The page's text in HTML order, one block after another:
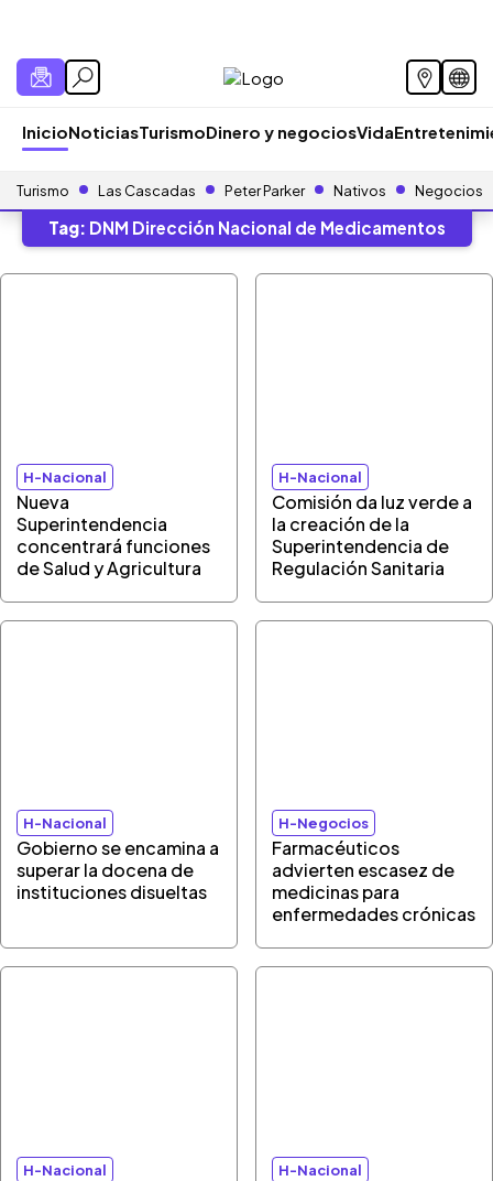
InicioNoticiasTurismoDinero y negociosVida
Turismo Las Cascadas Peter Parker Nativos Negocios
Tag: DNM Dirección Nacional de Medicamentos
H-Nacional
Nueva
Superintendencia
concentrará funciones
de Salud y Agricultura
H-Nacional
Comisión da luz verde a
la creación de la
Superintendencia de
Regulación Sanitaria
H-Nacional
Gobierno se encamina a
superar la docena de
instituciones disueltas
H-Negocios
Farmacéuticos
advierten escasez de
medicinas para
enfermedades crónicas
H-Nacional H-Nacional